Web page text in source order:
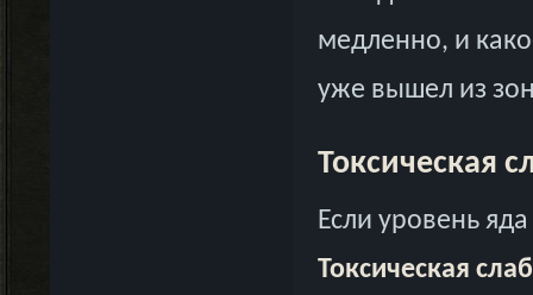
медленно, и
уже вышел из
Токсическая
Если уровень
Токсическая